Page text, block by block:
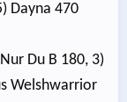
Dayna 470
Du B 180, 3)
Welshwarrior